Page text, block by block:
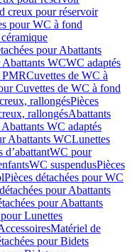
creux pour réservoir
pour WC à fond
pour Abattants
Abattants WCWC adaptés
PMRCuvettes de WC à
Cuvettes de WC à fond
rallongésPièces
rallongésAbattants
WC adaptés
Abattants WCLunettes
d’abattantWC pour
WC suspendusPièces
Pièces détachées pour WC
pour Abattants
pour Abattants
Lunettes
Matériel de
pour Bidets